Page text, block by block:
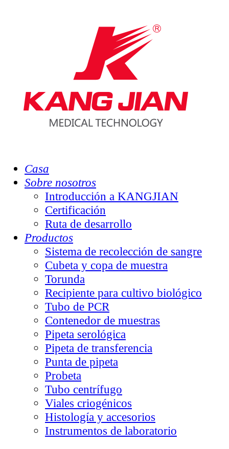
Casa
Sobre nosotros
Introducción a KANGJIAN
Certificación
Ruta de desarrollo
Productos
Sistema de recolección de sangre
Cubeta y copa de muestra
Torunda
Recipiente para cultivo biológico
Tubo de PCR
Contenedor de muestras
Pipeta serológica
Pipeta de transferencia
Punta de pipeta
Probeta
Tubo centrífugo
Viales criogénicos
Histología y accesorios
Instrumentos de laboratorio